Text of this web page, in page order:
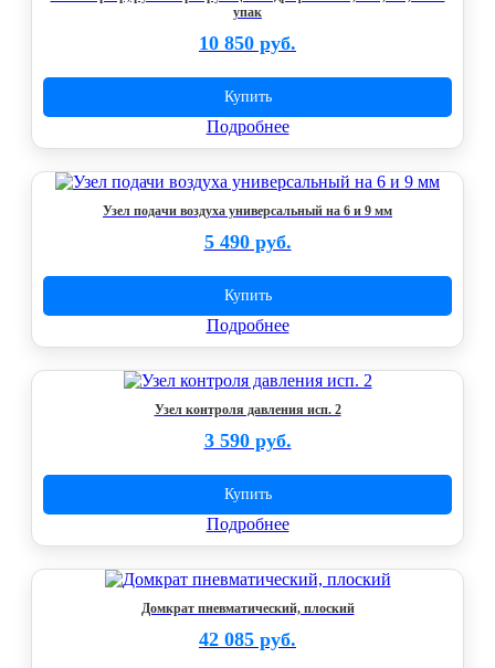
упак
10 850 руб.
Купить
Подробнее
Узел подачи воздуха универсальный на 6 и 9 мм
5 490 руб.
Купить
Подробнее
Узел контроля давления исп. 2
3 590 руб.
Купить
Подробнее
Домкрат пневматический, плоский
42 085 руб.